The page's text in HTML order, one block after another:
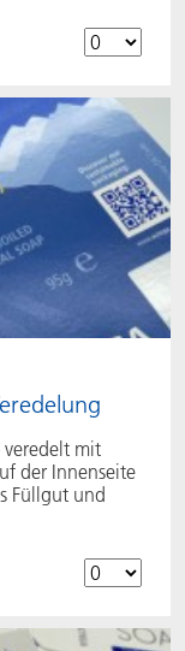
veredelt mit
der Innenseite
Füllgut und